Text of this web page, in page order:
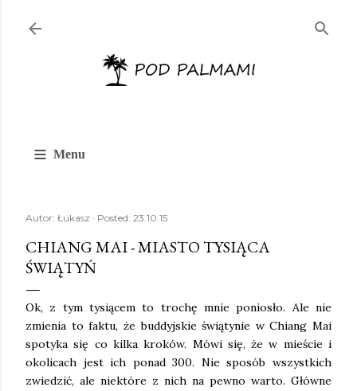
≡ Menu
Autor: Łukasz Posted: 23.10.15
CHIANG MAI - MIASTO TYSIĄCA
ŚWIĄTYŃ
Ok, z tym tysiącem to trochę mnie poniosło. Ale nie
zmienia to faktu, że buddyjskie świątynie w Chiang Mai
spotyka się co kilka kroków. Mówi się, że w mieście i
okolicach jest ich ponad 300. Nie sposób wszystkich
zwiedzić, ale niektóre z nich na pewno warto. Główne